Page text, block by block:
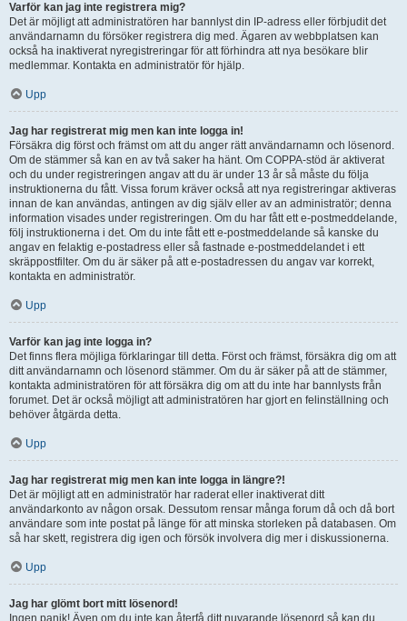
Varför kan jag inte registrera mig?
Det är möjligt att administratören har bannlyst din IP-adress eller förbjudit det
användarnamn du försöker registrera dig med. Ägaren av webbplatsen kan
också ha inaktiverat nyregistreringar för att förhindra att nya besökare blir
medlemmar. Kontakta en administratör för hjälp.
Upp
Jag har registrerat mig men kan inte logga in!
Försäkra dig först och främst om att du anger rätt användarnamn och lösenord.
Om de stämmer så kan en av två saker ha hänt. Om COPPA-stöd är aktiverat
och du under registreringen angav att du är under 13 år så måste du följa
instruktionerna du fått. Vissa forum kräver också att nya registreringar aktiveras
innan de kan användas, antingen av dig själv eller av an administratör; denna
information visades under registreringen. Om du har fått ett e-postmeddelande,
följ instruktionerna i det. Om du inte fått ett e-postmeddelande så kanske du
angav en felaktig e-postadress eller så fastnade e-postmeddelandet i ett
skräppostfilter. Om du är säker på att e-postadressen du angav var korrekt,
kontakta en administratör.
Upp
Varför kan jag inte logga in?
Det finns flera möjliga förklaringar till detta. Först och främst, försäkra dig om att
ditt användarnamn och lösenord stämmer. Om du är säker på att de stämmer,
kontakta administratören för att försäkra dig om att du inte har bannlysts från
forumet. Det är också möjligt att administratören har gjort en felinställning och
behöver åtgärda detta.
Upp
Jag har registrerat mig men kan inte logga in längre?!
Det är möjligt att en administratör har raderat eller inaktiverat ditt
användarkonto av någon orsak. Dessutom rensar många forum då och då bort
användare som inte postat på länge för att minska storleken på databasen. Om
så har skett, registrera dig igen och försök involvera dig mer i diskussionerna.
Upp
Jag har glömt bort mitt lösenord!
Ingen panik! Även om du inte kan återfå ditt nuvarande lösenord så kan du